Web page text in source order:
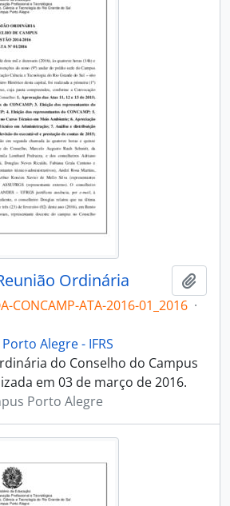
Ordinária
CONCAMP-ATA-2016-01_2016 ·
Alegre - IFRS
do Conselho do Campus
em 03 de março de 2016.
Porto Alegre